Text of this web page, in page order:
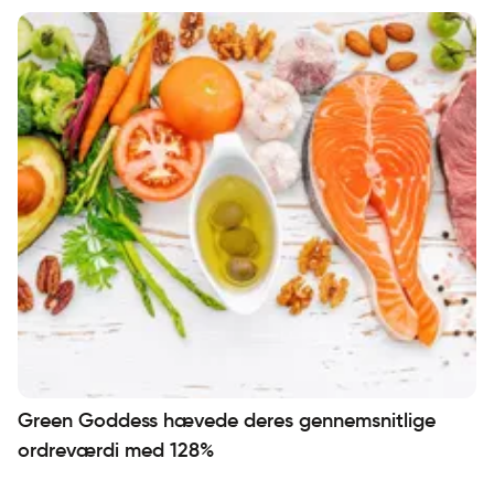
Green Goddess hævede deres gennemsnitlige
ordreværdi med 128%